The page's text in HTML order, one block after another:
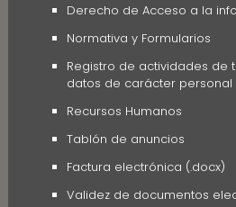
Derecho de Acceso a la
Normativa y Formularios
Registro de actividades de
datos de carácter personal
Recursos Humanos
Tablón de anuncios
Factura electrónica (.docx)
Validez de documentos